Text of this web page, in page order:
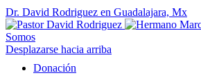
Donación
Dr. David Rodriguez en Guadalajara, Mx
Somos
Desplazarse hacia arriba